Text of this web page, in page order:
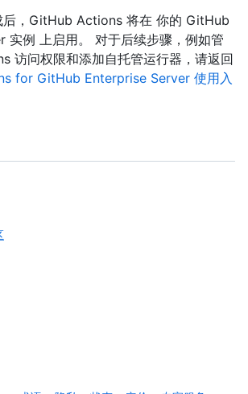
后，GitHub Actions 将在 你的 GitHub
实例 上启用。 对于后续步骤，例如管
访问权限和添加自托管运行器，请返回
for GitHub Enterprise Server 使用入